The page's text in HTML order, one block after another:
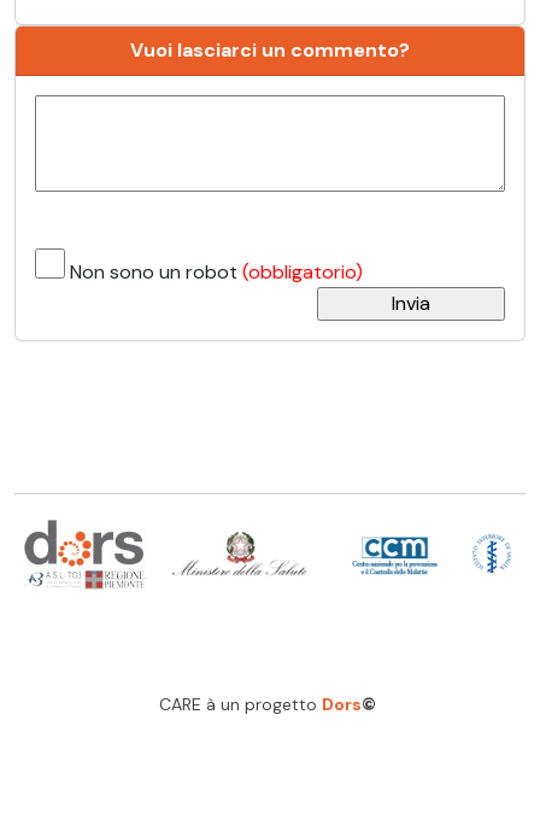
Vuoi lasciarci un commento?
Non sono un robot (obbligatorio)
CARE à un progetto Dors©